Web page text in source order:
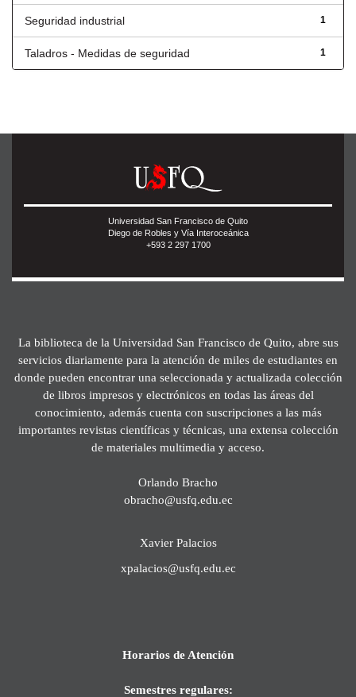
1
Seguridad industrial
1
Taladros - Medidas de seguridad
Universidad San Francisco de Quito
Diego de Robles y Vía Interoceánica
+593 2 297 1700
La biblioteca de la Universidad San Francisco de Quito, abre sus
servicios diariamente para la atención de miles de estudiantes en
donde pueden encontrar una seleccionada y actualizada colección
de libros impresos y electrónicos en todas las áreas del
conocimiento, además cuenta con suscripciones a las más
importantes revistas científicas y técnicas, una extensa colección
de materiales multimedia y acceso.
Orlando Bracho
obracho@usfq.edu.ec
Xavier Palacios
xpalacios@usfq.edu.ec
Horarios de Atención
Semestres regulares: